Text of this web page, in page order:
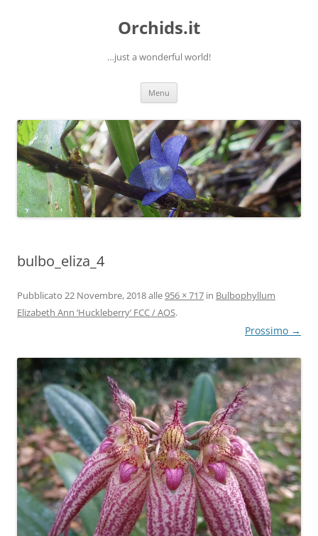
Orchids.it
…just a wonderful world!
Menu
bulbo_eliza_4
Pubblicato 22 Novembre, 2018alle956 × 717 in Bulbophyllum
Elizabeth Ann ‘Huckleberry’ FCC / AOS.
Prossimo →